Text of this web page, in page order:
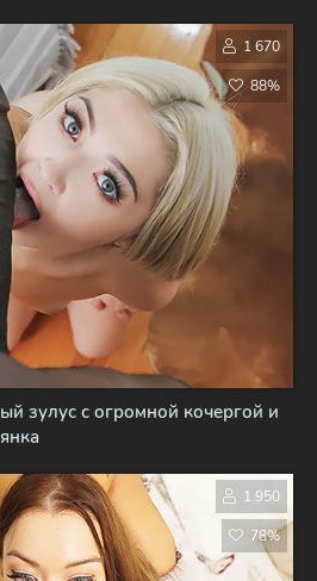
зулус с огромной кочергой и
1 670
88%
1 950
78%